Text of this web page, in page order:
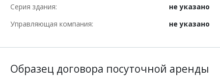
Серия здания:
не указано
Управляющая компания:
не указано
Образец договора посуточной аренды